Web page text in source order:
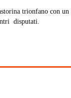
trionfano con un
disputati.